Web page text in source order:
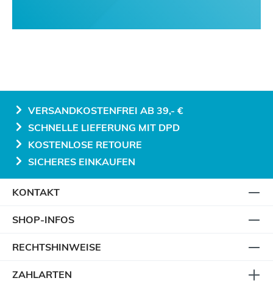
VERSANDKOSTENFREI AB 39,- €
SCHNELLE LIEFERUNG MIT DPD
KOSTENLOSE RETOURE
SICHERES EINKAUFEN
KONTAKT
SHOP-INFOS
RECHTSHINWEISE
ZAHLARTEN